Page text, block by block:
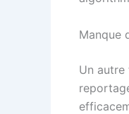
Manque
Un autre